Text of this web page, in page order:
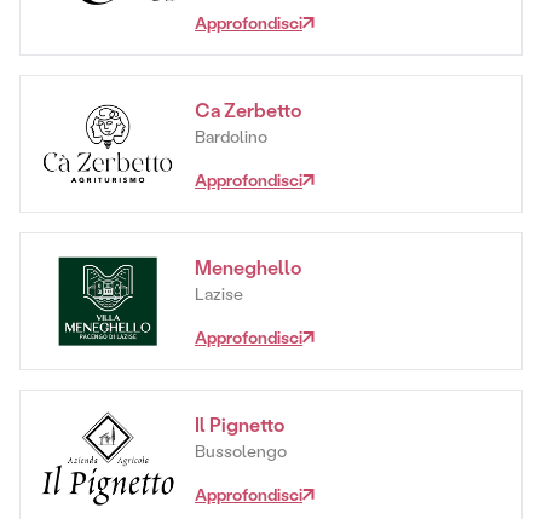
Approfondisci
Ca Zerbetto
Bardolino
Approfondisci
Meneghello
Lazise
Approfondisci
Il Pignetto
Bussolengo
Approfondisci